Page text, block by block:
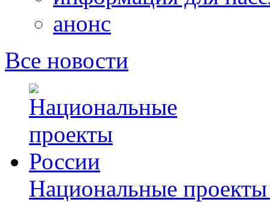
анонс
Все новости
Национальные